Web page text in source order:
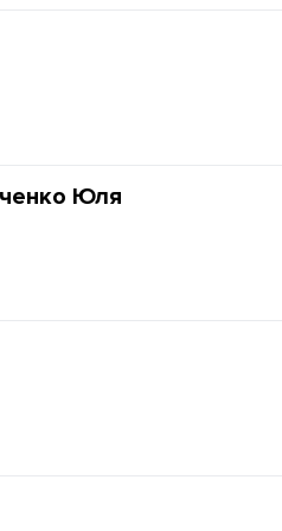
Юля